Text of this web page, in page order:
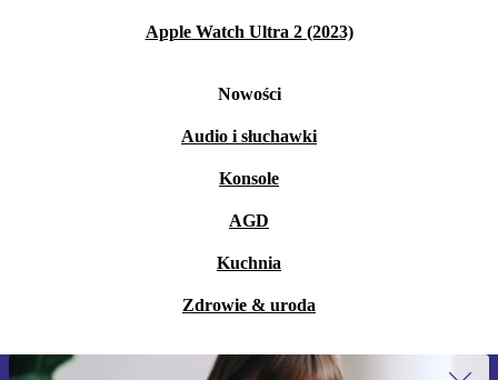
Apple Watch Ultra 2 (2023)
Nowości
Audio i słuchawki
Konsole
AGD
Kuchnia
Zdrowie & uroda